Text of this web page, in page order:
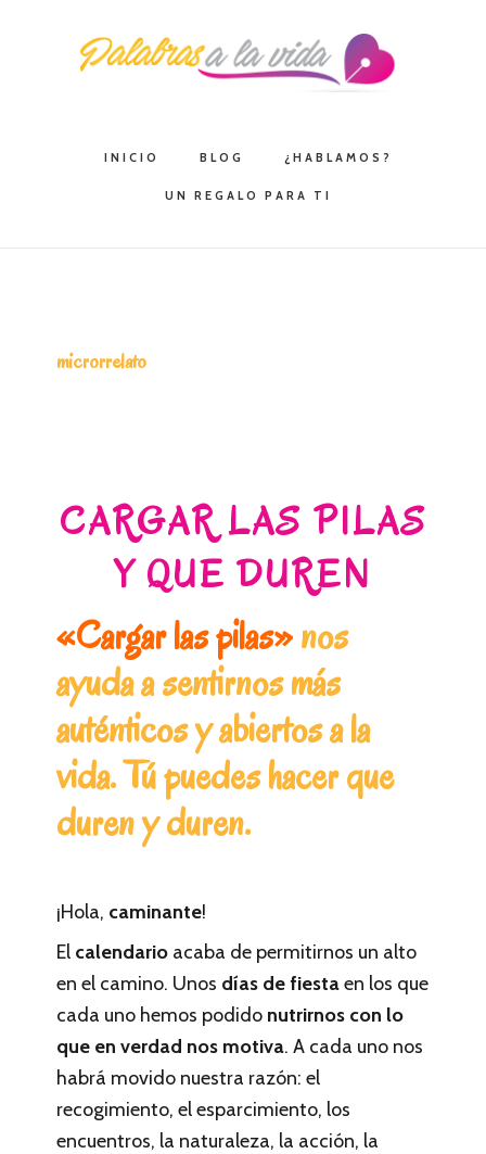
contenido
INICIO BLOG ¿HABLAMOS?
UN REGALO PARA TI
microrrelato
CARGAR LAS PILAS
Y QUE DUREN
«Cargar las pilas»nos
ayuda a sentirnos más
auténticos y abiertos a la
vida. Tú puedes hacer que
duren y duren.
¡Hola, caminante!
El calendario acaba de permitirnos un alto
en el camino. Unos días de fiestaen los que
cada uno hemos podido nutrirnos con lo
que en verdad nos motiva. A cada uno nos
habrá movido nuestra razón: el
recogimiento, el esparcimiento, los
encuentros, la naturaleza, la acción, la